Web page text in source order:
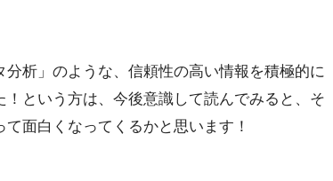
析」のような、信頼性の高い情報を積極的に
という方は、今後意識して読んでみると、そ
面白くなってくるかと思います！